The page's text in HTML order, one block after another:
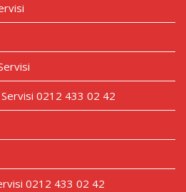
0212 433 02 42
0212 433 02 42